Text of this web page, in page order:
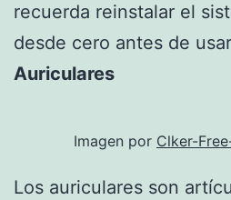
recuerda reinstalar el
desde cero antes de
Auriculares
Imagen por Clker-
Los auriculares son